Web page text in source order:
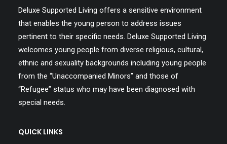
Deluxe Supported Living offers a sensitive environment
that enables the young person to address issues
pertinent to their specific needs. Deluxe Supported Living
welcomes young people from diverse religious, cultural,
ethnic and sexuality backgrounds including young people
from the “Unaccompanied Minors” and those of
“Refugee” status who may have been diagnosed with
special needs.
QUICK LINKS